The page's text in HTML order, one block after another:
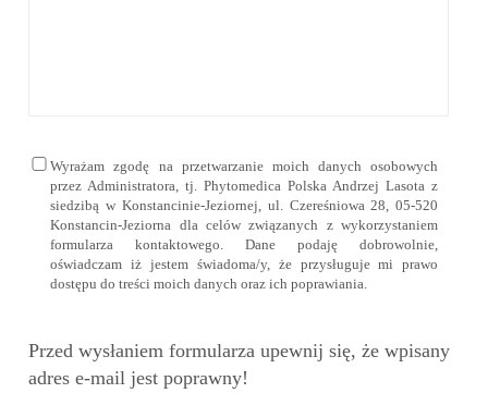
Wyrażam zgodę na przetwarzanie moich danych osobowych
przez Administratora, tj. Phytomedica Polska Andrzej Lasota z
siedzibą w Konstancinie-Jeziornej, ul. Czereśniowa 28, 05-520
Konstancin-Jeziorna dla celów związanych z wykorzystaniem
formularza kontaktowego. Dane podaję dobrowolnie,
oświadczam iż jestem świadoma/y, że przysługuje mi prawo
dostępu do treści moich danych oraz ich poprawiania.
Przed wysłaniem formularza upewnij się, że wpisany
adres e-mail jest poprawny!